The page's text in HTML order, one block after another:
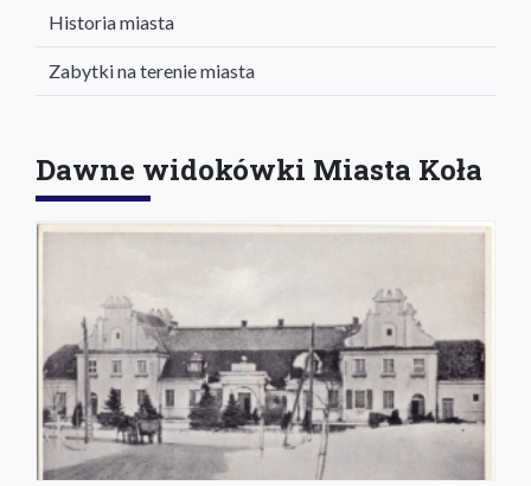
Historia miasta
Zabytki na terenie miasta
Dawne widokówki Miasta Koła